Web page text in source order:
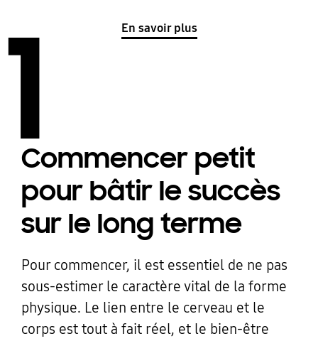
En savoir plus
1
Commencer petit
pour bâtir le succès
sur le long terme
Pour commencer, il est essentiel de ne pas
sous-estimer le caractère vital de la forme
physique. Le lien entre le cerveau et le
corps est tout à fait réel, et le bien-être